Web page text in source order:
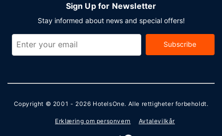
Sign Up for Newsletter
Stay informed about news and special offers!
Subscribe
Copyright © 2001 - 2026 HotelsOne. Alle rettigheter forbeholdt.
Erklæring om personvern Avtalevilkår